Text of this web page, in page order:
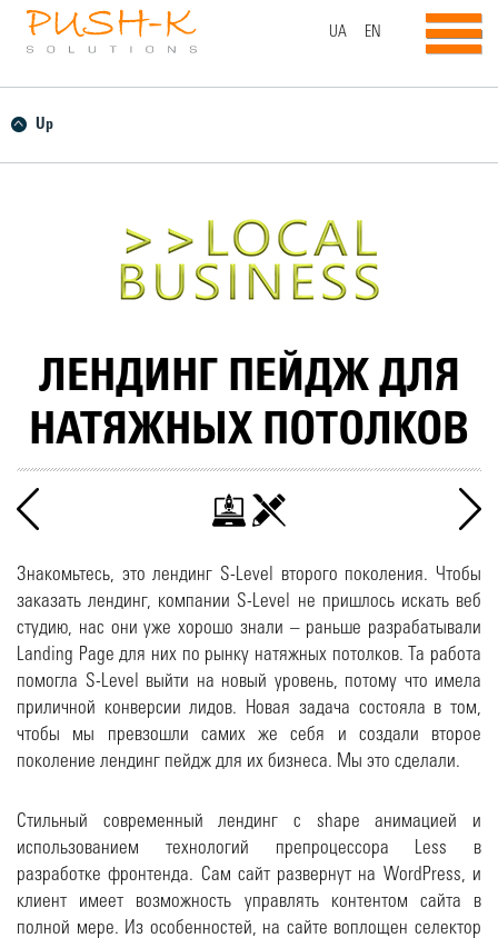
UA EN
Up
ЛЕНДИНГ ПЕЙДЖ ДЛЯ
НАТЯЖНЫХ ПОТОЛКОВ
Знакомьтесь, это лендинг S-Level второго поколения. Чтобы
заказать лендинг, компании S-Level не пришлось искать веб
студию, нас они уже хорошо знали – раньше разрабатывали
Landing Page для них по рынку натяжных потолков. Та работа
помогла S-Level выйти на новый уровень, потому что имела
приличной конверсии лидов. Новая задача состояла в том,
чтобы мы превзошли самих же себя и создали второе
поколение лендинг пейдж для их бизнеса. Мы это сделали.
Стильный современный лендинг с shape анимацией и
использованием технологий препроцессора Less в
разработке фронтенда. Сам сайт развернут на WordPress, и
клиент имеет возможность управлять контентом сайта в
полной мере. Из особенностей, на сайте воплощен селектор